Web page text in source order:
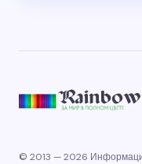
© 2013 — 2026